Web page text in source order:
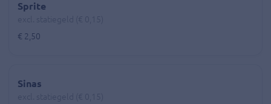
Sprite
€ 2,50
Sinas